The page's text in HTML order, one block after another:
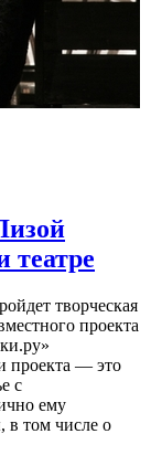
театре
творческая
проекта
проекта — это
с
ему
в том числе о